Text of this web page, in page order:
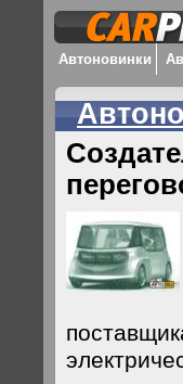
Автоновинки